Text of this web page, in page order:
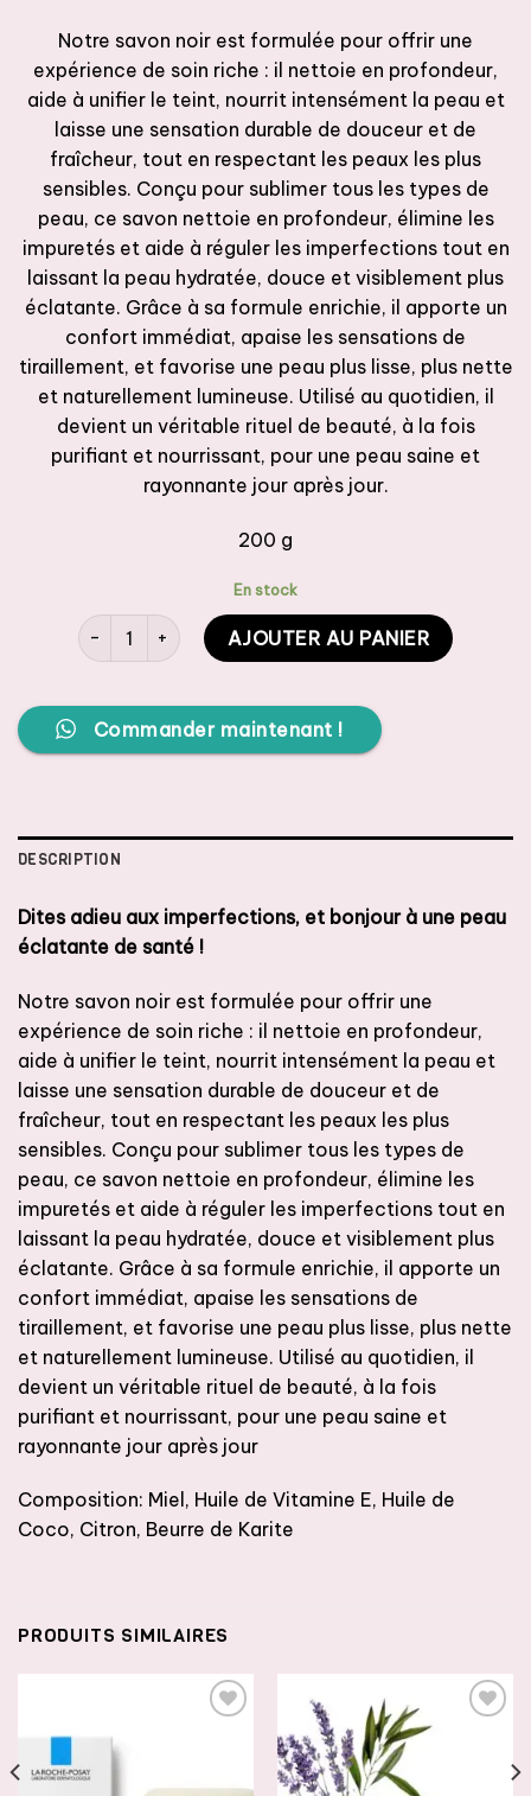
Notre savon noir est formulée pour offrir une
expérience de soin riche : il nettoie en profondeur,
aide à unifier le teint, nourrit intensément la peau et
laisse une sensation durable de douceur et de
fraîcheur, tout en respectant les peaux les plus
sensibles. Conçu pour sublimer tous les types de
peau, ce savon nettoie en profondeur, élimine les
impuretés et aide à réguler les imperfections tout en
laissant la peau hydratée, douce et visiblement plus
éclatante. Grâce à sa formule enrichie, il apporte un
confort immédiat, apaise les sensations de
tiraillement, et favorise une peau plus lisse, plus nette
et naturellement lumineuse. Utilisé au quotidien, il
devient un véritable rituel de beauté, à la fois
purifiant et nourrissant, pour une peau saine et
rayonnante jour après jour.
200 g
En stock
quantité de BeFirst SAVON NOIR Gommant & Exfoliant
AJOUTER AU PANIER
Commander maintenant !
DESCRIPTION
Dites adieu aux imperfections, et bonjour à une peau
éclatante de santé !
Notre savon noir est formulée pour offrir une
expérience de soin riche : il nettoie en profondeur,
aide à unifier le teint, nourrit intensément la peau et
laisse une sensation durable de douceur et de
fraîcheur, tout en respectant les peaux les plus
sensibles. Conçu pour sublimer tous les types de
peau, ce savon nettoie en profondeur, élimine les
impuretés et aide à réguler les imperfections tout en
laissant la peau hydratée, douce et visiblement plus
éclatante. Grâce à sa formule enrichie, il apporte un
confort immédiat, apaise les sensations de
tiraillement, et favorise une peau plus lisse, plus nette
et naturellement lumineuse. Utilisé au quotidien, il
devient un véritable rituel de beauté, à la fois
purifiant et nourrissant, pour une peau saine et
rayonnante jour après jour
Composition: Miel, Huile de Vitamine E, Huile de
Coco, Citron, Beurre de Karite
PRODUITS SIMILAIRES